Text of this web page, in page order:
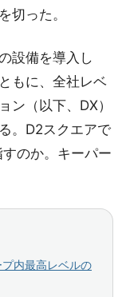
切った。
設備を導入し
もに、全社レベ
ン（以下、DX）
。D2スクエアで
のか。キーパー
内最高レベルの